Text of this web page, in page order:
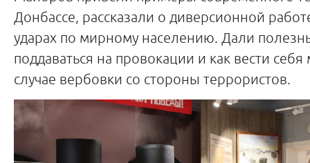
Донбассе, рассказали о диверсионной
ударах по мирному населению. Дали
поддаваться на провокации и как вести
случае вербовки со стороны террористов.